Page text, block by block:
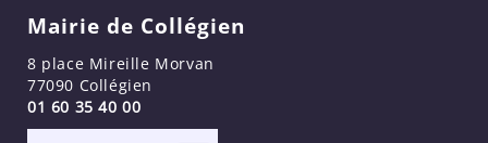
Mairie de Collégien
8 place Mireille Morvan
77090 Collégien
01 60 35 40 00